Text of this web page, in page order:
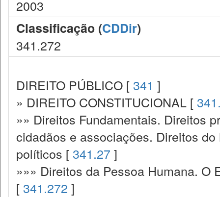
2003
Classificação (CDDir)
341.272
DIREITO PÚBLICO [ 341 ]
» DIREITO CONSTITUCIONAL [
»» Direitos Fundamentais. Direitos
cidadãos e associações. Direitos
políticos [ 341.27 ]
»»» Direitos da Pessoa Humana.
[ 341.272 ]